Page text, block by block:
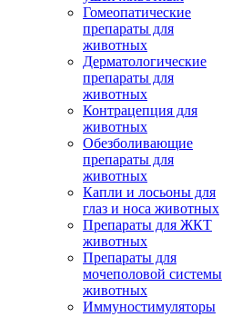
Гомеопатические
препараты для
животных
Дерматологические
препараты для
животных
Контрацепция для
животных
Обезболивающие
препараты для
животных
Капли и лосьоны для
глаз и носа животных
Препараты для ЖКТ
животных
Препараты для
мочеполовой системы
животных
Иммуностимуляторы